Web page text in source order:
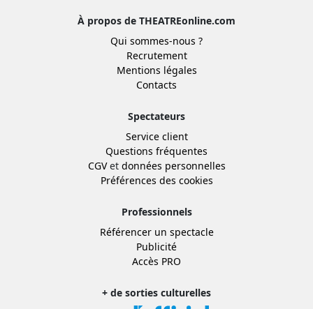
À propos de THEATREonline.com
Qui sommes-nous ?
Recrutement
Mentions légales
Contacts
Spectateurs
Service client
Questions fréquentes
CGVet données personnelles
Préférences des cookies
Professionnels
Référencer un spectacle
Publicité
Accès PRO
+ de sorties culturelles